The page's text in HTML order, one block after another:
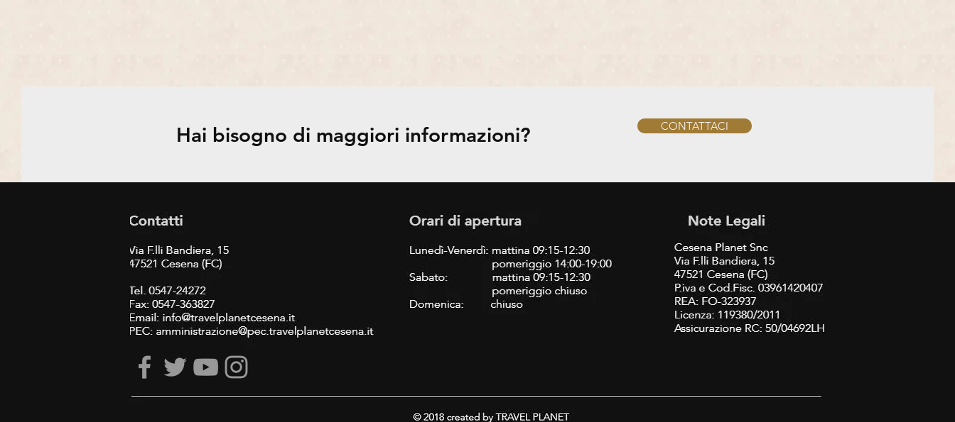
Hai bisogno di maggiori informazioni? CONTATTACI